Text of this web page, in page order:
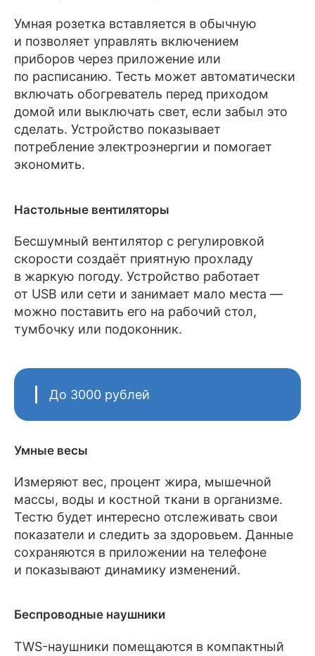
Умная розетка вставляется в обычную
и позволяет управлять включением
приборов через приложение или
по расписанию. Тесть может автоматически
включать обогреватель перед приходом
домой или выключать свет, если забыл это
сделать. Устройство показывает
потребление электроэнергии и помогает
экономить.
Настольные вентиляторы
Бесшумный вентилятор с регулировкой
скорости создаёт приятную прохладу
в жаркую погоду. Устройство работает
от USB или сети и занимает мало места —
можно поставить его на рабочий стол,
тумбочку или подоконник.
До 3000 рублей
Умные весы
Измеряют вес, процент жира, мышечной
массы, воды и костной ткани в организме.
Тестю будет интересно отслеживать свои
показатели и следить за здоровьем. Данные
сохраняются в приложении на телефоне
и показывают динамику изменений.
Беспроводные наушники
TWS-наушники помещаются в компактный